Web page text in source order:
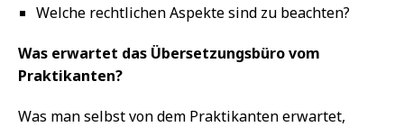
Welche rechtlichen Aspekte sind zu beachten?
Was erwartet das Übersetzungsbüro vom
Praktikanten?
Was man selbst von dem Praktikanten erwartet,